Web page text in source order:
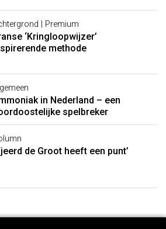
| Premium
‘Kringloopwijzer’
methode
in Nederland – een
spelbreker
de Groot heeft een punt’